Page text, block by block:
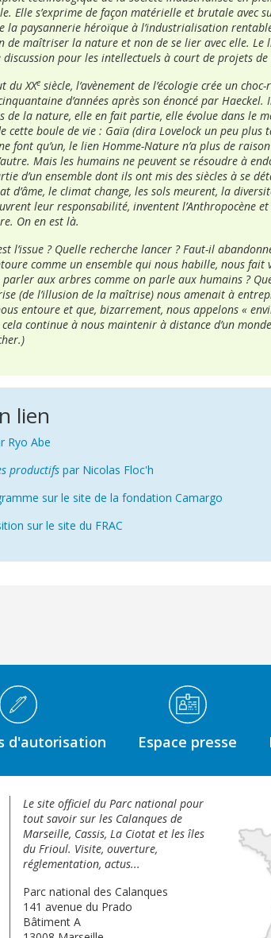
Elle s’exprime de façon matérielle et brutale avec
la paysannerie héroïque à l’industrialisation
de maîtriser la nature et non de se lier avec elle. Le
discussion pour les intellectuels à court de projets de
du XXe siècle, l’avènement de l’écologie crée un
d’années après son énoncé par
de la nature, elle en fait partie, elle évolue dans le
cette boule de vie : Gaïa (dira Lovelock un peu plus
font qu’un, le lien Homme-Nature n’a plus de
Mais les humains ne peuvent se résoudre à
d’un ensemble dont ils ont mis des siècles à se
d’âme, le climat change, les sols meurent, la
leur responsabilité, inventent l’Anthropocène
On en est là.
l’issue ? Quelle recherche lancer ? Faut-il
comme un ensemble qui nous habille, nous fait
parler aux arbres comme on parle aux humains ?
(de l’illusion de la maîtrise) nous amenait à
entoure et que, bizarrement, nous appelons «
continue à nous maintenir à distance d’un
lien
Ryo Abe
productifs par Nicolas Floc'h
sur le site de la fondation Camargo
sur le site du FRAC
d'autorisation Espace presse
Le site officiel du Parc national pour
tout savoir sur les Calanques de
Marseille, Cassis, La Ciotat et les îles
du Frioul. Visite, ouverture,
réglementation, actus...
Parc national des Calanques
141 avenue du Prado
Bâtiment A